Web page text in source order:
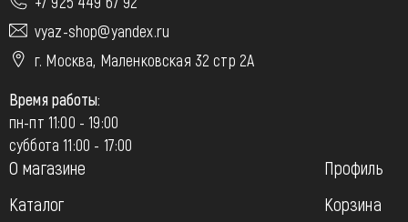
vyaz-shop@yandex.ru
г. Москва, Маленковская 32 стр 2А
Время работы:
пн-пт 11:00 - 19:00
суббота 11:00 - 17:00
О магазине
Каталог
Профиль
Корзина